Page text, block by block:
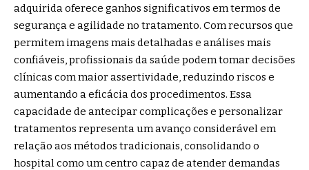
adquirida oferece ganhos significativos em termos de
segurança e agilidade no tratamento. Com recursos que
permitem imagens mais detalhadas e análises mais
confiáveis, profissionais da saúde podem tomar decisões
clínicas com maior assertividade, reduzindo riscos e
aumentando a eficácia dos procedimentos. Essa
capacidade de antecipar complicações e personalizar
tratamentos representa um avanço considerável em
relação aos métodos tradicionais, consolidando o
hospital como um centro capaz de atender demandas